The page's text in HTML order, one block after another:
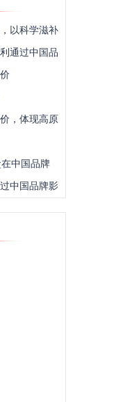
以科学滋补
通过中国品
，体现高原
中国品牌
中国品牌影